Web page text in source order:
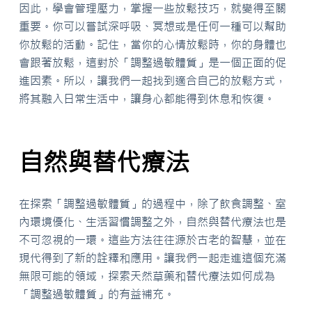
因此，學會管理壓力，掌握一些放鬆技巧，就變得至關
重要。你可以嘗試深呼吸、冥想或是任何一種可以幫助
你放鬆的活動。記住，當你的心情放鬆時，你的身體也
會跟著放鬆，這對於「調整過敏體質」是一個正面的促
進因素。所以，讓我們一起找到適合自己的放鬆方式，
將其融入日常生活中，讓身心都能得到休息和恢復。
自然與替代療法
在探索「調整過敏體質」的過程中，除了飲食調整、室
內環境優化、生活習慣調整之外，自然與替代療法也是
不可忽視的一環。這些方法往往源於古老的智慧，並在
現代得到了新的詮釋和應用。讓我們一起走進這個充滿
無限可能的領域，探索天然草藥和替代療法如何成為
「調整過敏體質」的有益補充。